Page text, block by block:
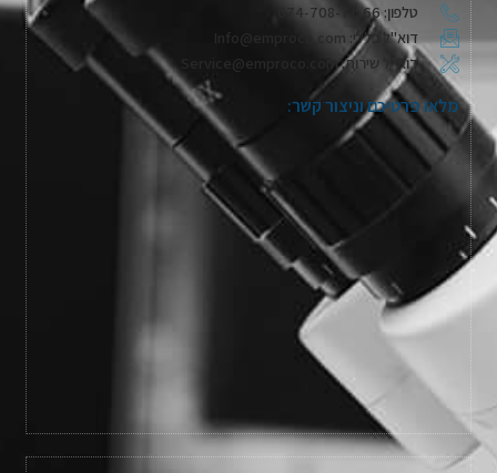
טלפון: 074-708-71-66
דוא"ל כללי: Info@emproco.com
דוא"ל שירות: Service@emproco.com
מלאו פרטיכם וניצור קשר: